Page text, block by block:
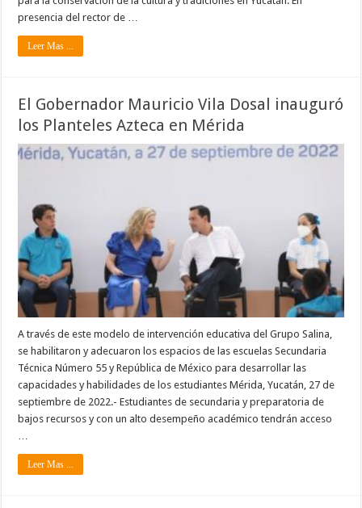
presencia del rector de …
Leer Mas ...
El Gobernador Mauricio Vila Dosal inauguró
los Planteles Azteca en Mérida
A través de este modelo de intervención educativa del Grupo Salina,
se habilitaron y adecuaron los espacios de las escuelas Secundaria
Técnica Número 55 y República de México para desarrollar las
capacidades y habilidades de los estudiantes Mérida, Yucatán, 27 de
septiembre de 2022.- Estudiantes de secundaria y preparatoria de
bajos recursos y con un alto desempeño académico tendrán acceso
Leer Mas ...